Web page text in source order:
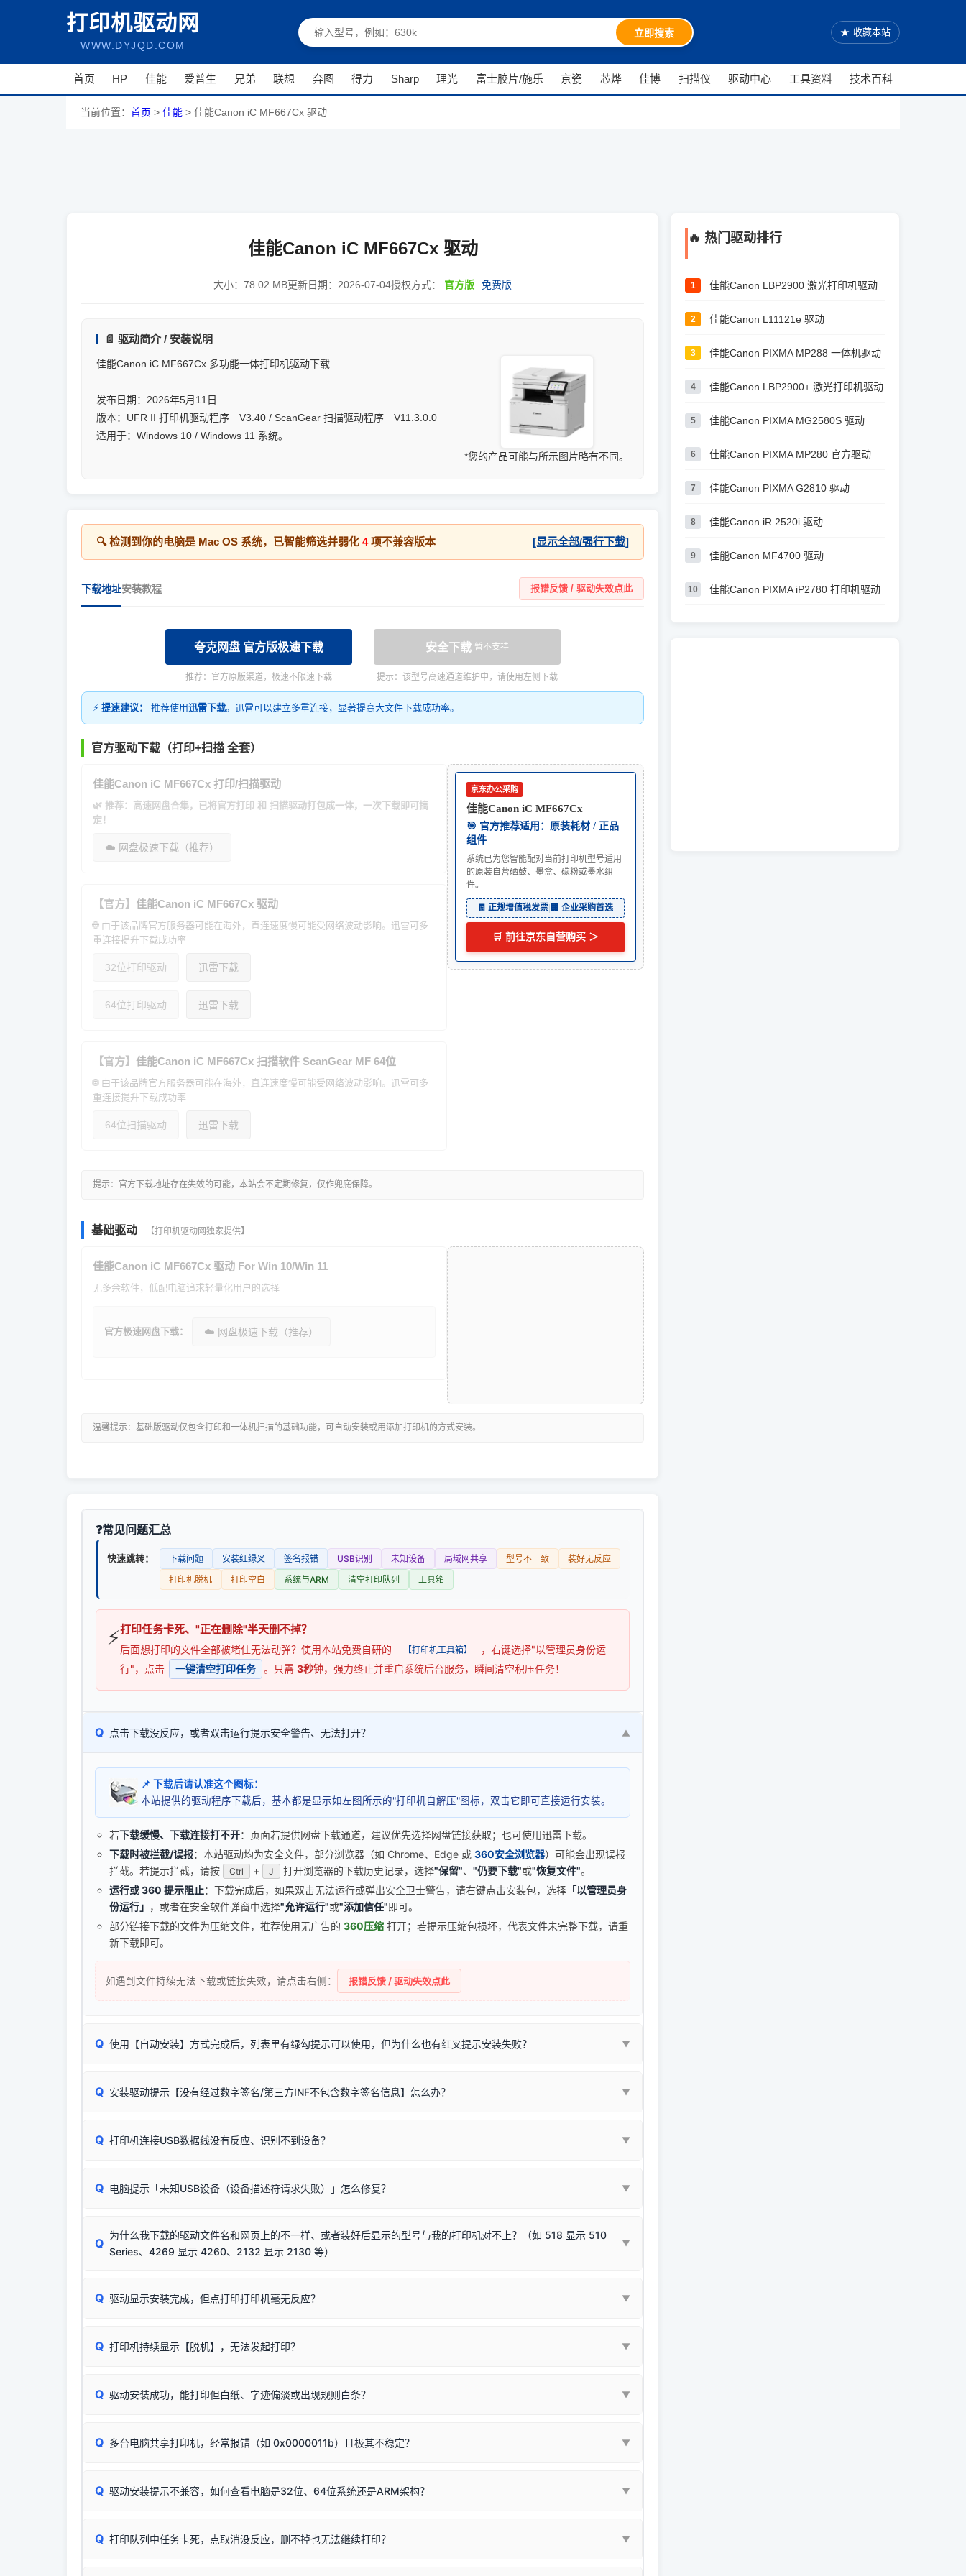
打印机驱动网
WWW.DYJQD.COM
立即搜索 ★ 收藏本站
首页 HP 佳能 爱普生 兄弟 联想 奔图 得力 Sharp 理光 富士胶片/施乐 京瓷 芯烨 佳博 扫描仪 驱动中心 工具资料 技术百科
当前位置： 首页 > 佳能 > 佳能Canon iC MF667Cx 驱动
佳能Canon iC MF667Cx 驱动
大小： 78.02 MB更新日期： 2026-07-04授权方式： 官方版 免费版
📄 驱动简介 / 安装说明
佳能Canon iC MF667Cx 多功能一体打印机驱动下载
发布日期：2026年5月11日
版本：UFR II 打印机驱动程序－V3.40 / ScanGear 扫描驱动程序－V11.3.0.0
适用于：Windows 10 / Windows 11 系统。
*您的产品可能与所示图片略有不同。
🔍 检测到你的电脑是 Mac OS 系统，已智能筛选并弱化 4项不兼容版本 [显示全部/强行下载]
下载地址安装教程 报错反馈 / 驱动失效点此
夸克网盘 官方版极速下载
推荐：官方原版渠道，极速不限速下载
安全下载 暂不支持
提示：该型号高速通道维护中，请使用左侧下载
⚡ 提速建议： 推荐使用迅雷下载。迅雷可以建立多重连接，显著提高大文件下载成功率。
官方驱动下载（打印+扫描 全套）
佳能Canon iC MF667Cx 打印/扫描驱动
🌿 推荐：高速网盘合集，已将官方打印 和 扫描驱动打包成一体，一次下载即可搞
定！
☁️ 网盘极速下载（推荐）
【官方】 佳能Canon iC MF667Cx 驱动
🌐 由于该品牌官方服务器可能在海外，直连速度慢可能受网络波动影响。迅雷可多
重连接提升下载成功率
32位打印驱动 迅雷下载
64位打印驱动 迅雷下载
【官方】 佳能Canon iC MF667Cx 扫描软件 ScanGear MF 64位
🌐 由于该品牌官方服务器可能在海外，直连速度慢可能受网络波动影响。迅雷可多
重连接提升下载成功率
64位扫描驱动 迅雷下载
京东办公采购
佳能Canon iC MF667Cx
🎯 官方推荐适用：原装耗材 / 正品
组件
系统已为您智能配对当前打印机型号适用
的原装自营硒鼓、墨盒、碳粉或墨水组
件。
🧾 正规增值税发票 🏢 企业采购首选
🛒 前往京东自营购买 ＞
提示：官方下载地址存在失效的可能，本站会不定期修复，仅作兜底保障。
基础驱动 【打印机驱动网独家提供】
佳能Canon iC MF667Cx 驱动 For Win 10/Win 11
无多余软件，低配电脑追求轻量化用户的选择
官方极速网盘下载： ☁️ 网盘极速下载（推荐）
温馨提示：基础版驱动仅包含打印和一体机扫描的基础功能，可自动安装或用添加打印机的方式安装。
常见问题汇总
快速跳转： 下载问题 安装红绿叉 签名报错 USB识别 未知设备 局域网共享 型号不一致
装好无反应
打印机脱机
打印空白 系统与ARM 清空打印队列 工具箱
⚡打印任务卡死、"正在删除"半天删不掉？
后面想打印的文件全部被堵住无法动弹？使用本站免费自研的 【打印机工具箱】
，右键选择"以管理员身份运
行"，点击
一键清空打印任务 。只需 3秒钟，强力终止并重启系统后台服务，瞬间清空积压任务！
Q 点击下载没反应，或者双击运行提示安全警告、无法打开？ ▼
📌 下载后请认准这个图标：
本站提供的驱动程序下载后，基本都是显示如左图所示的"打印机自解压"图标，双击它即可直接运行安装。
若下载缓慢、下载连接打不开：页面若提供网盘下载通道，建议优先选择网盘链接获取；也可使用迅雷下载。
下载时被拦截/误报：本站驱动均为安全文件，部分浏览器（如 Chrome、Edge 或 360安全浏览器）可能会出现误报
拦截。若提示拦截，请按
Ctrl + J 打开浏览器的下载历史记录，选择"保留"、 "仍要下载"或"恢复文件"。
运行或 360 提示阻止：下载完成后，如果双击无法运行或弹出安全卫士警告，请右键点击安装包，选择 「以管理员身
份运行」 ，或者在安全软件弹窗中选择"允许运行"或"添加信任"即可。
部分链接下载的文件为压缩文件，推荐使用无广告的 360压缩 打开；若提示压缩包损坏，代表文件未完整下载，请重
新下载即可。
如遇到文件持续无法下载或链接失效，请点击右侧： 报错反馈 / 驱动失效点此
Q 使用【自动安装】方式完成后，列表里有绿勾提示可以使用，但为什么也有红叉提示安装失败？ ▼
由于本站驱动包集成了32位和64位驱动，自动安装程序在运行时会检测您的系统位数，并只安装与系统相匹配的那一部
✔ 可以使用了 ：代表与您当前电脑系统相兼容的驱动已安装成功。
结论：只要窗口里出现了任意一个绿色对勾，直接关闭窗口去打印测试即可。
Q 安装驱动提示【没有经过数字签名/第三方INF不包含数字签名信息】怎么办？ ▼
🛡️ 本站驱动均经过严格签名。但由于微软系统安全限制，
部分新版 Windows 系统（如 Win10/Win11 最新版）已
该报错是因为老款打印机官方使用的是旧版签名，新版 Win10/Win11 系统不再默认兼容，而非文件安全性问题。
（提醒：此方式仅在安装老款驱动时临时开启，日常正常使用无需长期关闭系统安全校验。）
Q 打印机连接USB数据线没有反应、识别不到设备？ ▼
首先确认打印机电源已开启，USB数据线两端已完全插紧；
排除线材松动后，可尝试更换一条USB数据线，或在设备管理器中点击【扫描检测硬件改动】刷新硬件列表。
Q 电脑提示「未知USB设备（设备描述符请求失败）」怎么修复？ ▼
将USB数据线两端全部拔下，重新插紧；
台式电脑请务必插在机箱后置USB插口，切勿使用前置插口或外接拓展坞；
尝试更换一条带双磁环屏蔽的优质打印线，劣质或老化的线材是此问题的高发诱因。
Q
为什么我下载的驱动文件名和网页上的不一样、或者装好后显示的型号与我的打印机对不上？（如 518 显示 510
Series、4269 显示 4260、2132 显示 2130 等）
▼
这是打印机行业普遍采用的**官方命名规则**。因为品牌商在生产时，会将**外观和配置稍有不同，但内部核心芯片和打
为了提高开发和维护效率，官方只会为该系列发布**一套通用的驱动程序**。命名时，通常会采用这个系列中的**基础款
📌 行业常见典型例子（它们共用同一个官方驱动包）：
：HP Smart Tank 511、515、516、518等属于同系列，官方驱动名称通常显示为
：Epson L4266、L4268、L4269等属于同系列，官方驱动名称通常显示为
：Canon G3820、G3821、G3860等属于同系列，官方驱动名称通常显示为
Q 驱动显示安装完成，但点打印打印机毫无反应？ ▼
观察打印机指示灯： 🟢 绿灯常亮 通常代表机器处于正常待机状态；
进行简易复印测试（限一体机）：掀开扫描仪盖板，原稿朝下放置在玻璃面板上，按下带有复印标识
❌ 复印无反应/打印白纸 = 打印机本身存在硬件故障。重装驱动无法解决，建议联系售后或商家。
Q 打印机持续显示【脱机】，无法发起打印？ ▼
进入系统打印队列，点击顶部「打印机」菜单，检查并取消勾选「脱机使用打印机」
完整图文修复指导：打印机显示脱机一键修复教程
Q 驱动安装成功，能打印但白纸、字迹偏淡或出现规则白条？ ▼
机身自检或复印同样不正常：激光机可能碳粉耗尽、硒鼓寿命终结；喷墨打印机可能墨盒干涸、喷头堵塞。
Q 多台电脑共享打印机，经常报错（如 0x0000011b）且极其不稳定？ ▼
✅ 建议首先自查：打印机本身是否支持WiFi/无线或有线网络打印？（此连接模式最稳定）
检查操作面板上是否有类似无线/WiFi的图标或按键；
Q 驱动安装提示不兼容，如何查看电脑是32位、64位系统还是ARM架构？ ▼
系统位数与架构类型。
Q 打印队列中任务卡死，点取消没反应，删不掉也无法继续打印？ ▼
🔥 热门驱动排行
1 佳能Canon LBP2900 激光打印机驱动
2 佳能Canon L11121e 驱动
3 佳能Canon PIXMA MP288 一体机驱动
4 佳能Canon LBP2900+ 激光打印机驱动
5 佳能Canon PIXMA MG2580S 驱动
6 佳能Canon PIXMA MP280 官方驱动
7 佳能Canon PIXMA G2810 驱动
8 佳能Canon iR 2520i 驱动
9 佳能Canon MF4700 驱动
10 佳能Canon PIXMA iP2780 打印机驱动